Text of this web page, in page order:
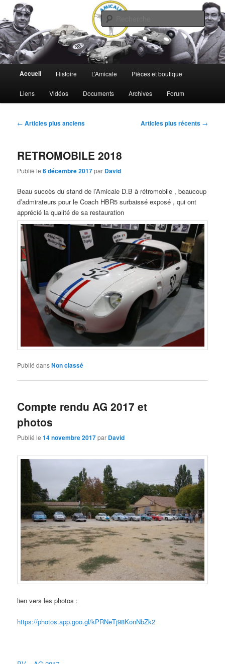
au
contenu
principal
au
contenu
secondaireAmicale D.B
Les automobiles de Charles Deutsch et René Bonnet
Accueil Histoire L’Amicale Pièces et boutique
Liens Vidéos Documents Archives Forum
Navigation
← Articles plus anciens Articles plus récents →
RETROMOBILE 2018
Publié le6 décembre 2017par David
Beau succès du stand de l’Amicale D.B à rétromobile , beaucoup
d’admirateurs pour le Coach HBR5 surbaissé exposé , qui ont
apprécié la qualité de sa restauration
Publié dansNon classé
Compte rendu AG 2017 et
photos
Publié le14 novembre 2017par David
lien vers les photos :
https://photos.app.goo.gl/kPRNeTj98KonNbZk2